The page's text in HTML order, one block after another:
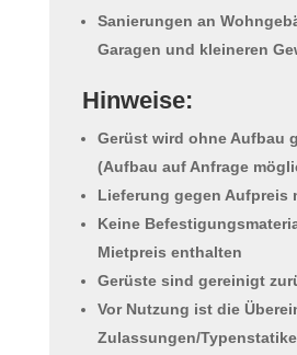
Sanierungen an
Garagen und kleineren
Hinweise:
Gerüst wird ohne Aufbau
(Aufbau auf Anfrage
Lieferung gegen Aufpreis
Keine
Mietpreis enthalten
Gerüste sind gereinigt
Vor Nutzung ist die
Zulassungen/